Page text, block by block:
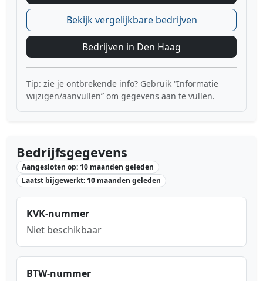
Bekijk vergelijkbare bedrijven
Bedrijven in Den Haag
Tip: zie je ontbrekende info? Gebruik “Informatie
wijzigen/aanvullen” om gegevens aan te vullen.
Bedrijfsgegevens
Aangesloten op: 10 maanden geleden
Laatst bijgewerkt: 10 maanden geleden
KVK-nummer
Niet beschikbaar
BTW-nummer